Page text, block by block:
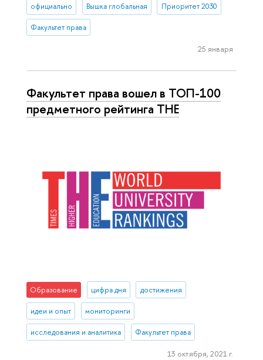
официально Вышка глобальная Приоритет 2030
Факультет права
25 января
Факультет права вошел в ТОП-100
предметного рейтинга THE
Образование цифра дня достижения
идеи и опыт мониторинги
исследования и аналитика Факультет права
13 октября, 2021 г.